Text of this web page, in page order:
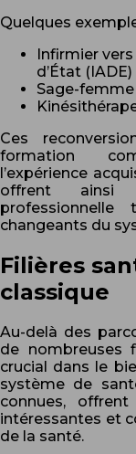
Quelques
Infirmier
d’État (IADE)
Sage-
Ces
formation
l’expérience
offrent ainsi
changeants du
Filières
classique
Au-delà des
de nombreuses
crucial dans le
système de
connues,
intéressantes et
de la santé.